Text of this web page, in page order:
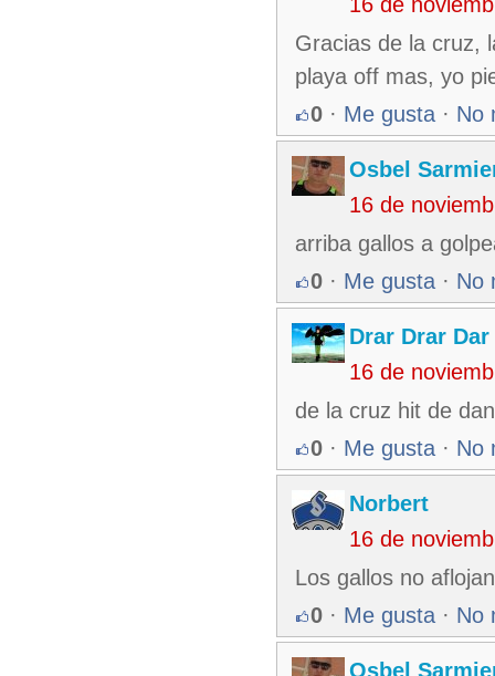
Gracias de la cruz,
playa off mas, yo
0 · Me gusta · No
Osbel
16 de
arriba gallos a
0 · Me gusta · No
Drar Drar Dar
16 de
de la cruz hit de
0 · Me gusta · No
Norbert
16 de
Los gallos no
0 · Me gusta · No
Osbel